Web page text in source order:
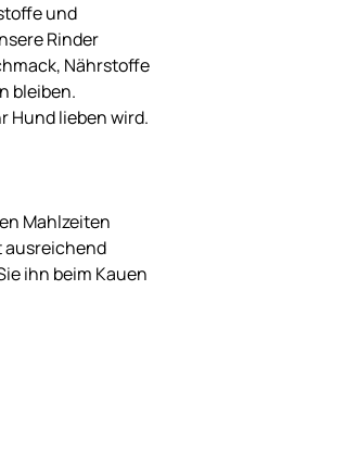
und
Rinder
Nährstoffe
bleiben.
Hund lieben wird.
Mahlzeiten
ausreichend
ihn beim Kauen